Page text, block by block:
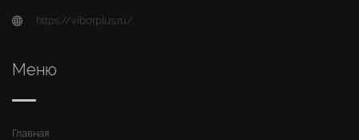
https://viborplus.ru/
Меню
Главная